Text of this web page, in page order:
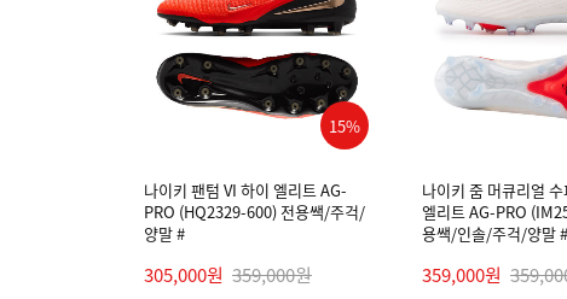
15%
나이키 팬텀 VI 하이 엘리트 AG-
PRO (HQ2329-600) 전용쌕/주걱/
양말 #
305,000원 359,000원
나이키 줌 머큐리얼
엘리트 AG-PRO
용쌕/인솔/주걱/양말 #
359,000원